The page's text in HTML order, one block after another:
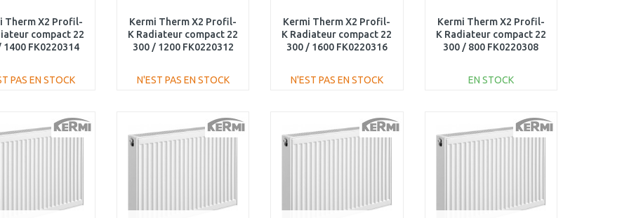
Therm X2 Profil-
compact 22
1400 FK0220314
PAS EN STOCK
Au comparatif
Kermi Therm X2 Profil-
K Radiateur compact 22
300 / 1200 FK0220312
N'EST PAS EN STOCK
Au comparatif
Kermi Therm X2 Profil-
K Radiateur compact 22
300 / 1600 FK0220316
N'EST PAS EN STOCK
Au comparatif
Kermi Therm X2 Profil-
K Radiateur compact 22
300 / 800 FK0220308
EN STOCK
Au comparatif